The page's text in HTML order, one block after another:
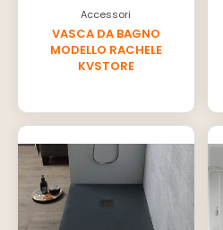
Accessori
VASCA DA BAGNO
MODELLO RACHELE
KVSTORE